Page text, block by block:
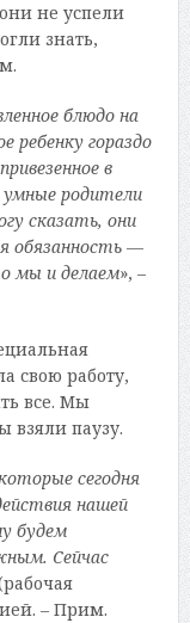
не успели
знать,
блюдо на
ребенку гораздо
в
родители
сказать, они
обязанность —
мы и делаем», –
свою работу,
все. Мы
взяли паузу.
сегодня
нашей
будем
Сейчас
– Прим.